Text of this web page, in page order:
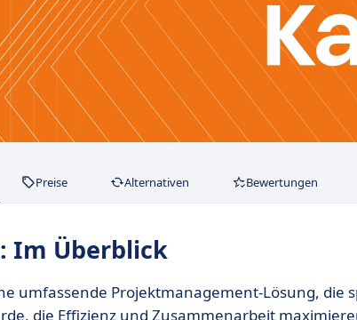
Preise Alternativen Bewertungen
Im Überblick
umfassende Projektmanagement-Lösung, die
die Effizienz und Zusammenarbeit